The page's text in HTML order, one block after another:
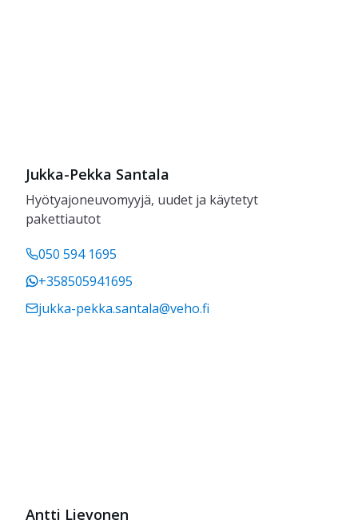
Jukka-Pekka Santala
Hyötyajoneuvomyyjä, uudet ja käytetyt
pakettiautot
050 594 1695
+358505941695
jukka-pekka.santala@veho.fi
Antti Lievonen